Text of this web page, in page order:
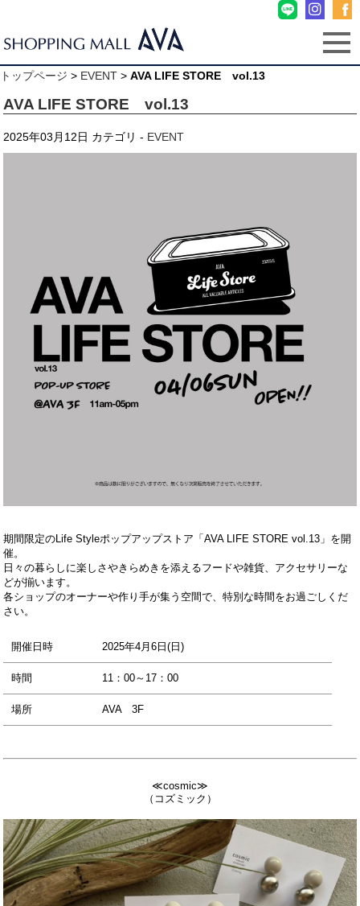
トップページ > EVENT > AVA LIFE STORE vol.13
AVA LIFE STORE vol.13
2025年03月12日 カテゴリ - EVENT
期間限定のLife Styleポップアップストア「AVA LIFE STORE vol.13」を開
催。
日々の暮らしに楽しさやきらめきを添えるフードや雑貨、アクセサリーな
どが揃います。
各ショップのオーナーや作り手が集う空間で、特別な時間をお過ごしくだ
さい。
開催日時 2025年4月6日(日)
時間 11：00～17：00
場所 AVA 3F
≪cosmic≫
（コズミック）